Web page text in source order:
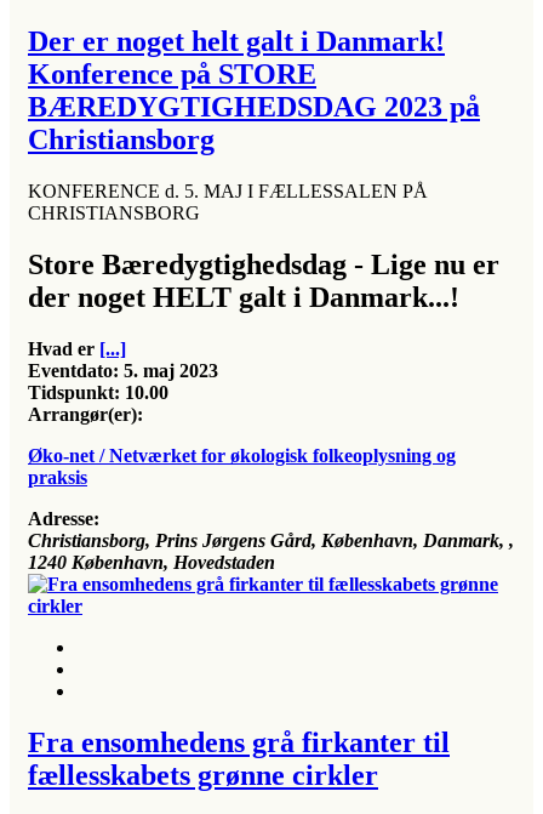
Der er noget helt galt i Danmark!
Konference på STORE
BÆREDYGTIGHEDSDAG 2023 på
Christiansborg
KONFERENCE d. 5. MAJ I FÆLLESSALEN PÅ
CHRISTIANSBORG
Store Bæredygtighedsdag - Lige nu er
der noget HELT galt i Danmark...!
Hvad er [...]
Eventdato: 5. maj 2023
Tidspunkt: 10.00
Arrangør(er):
Øko-net / Netværket for økologisk folkeoplysning og
praksis
Adresse:
Christiansborg, Prins Jørgens Gård, København, Danmark, ,
1240 København, Hovedstaden
Fra ensomhedens grå firkanter til
fællesskabets grønne cirkler